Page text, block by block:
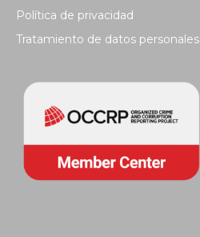
Política de privacidad
Tratamiento de datos personales